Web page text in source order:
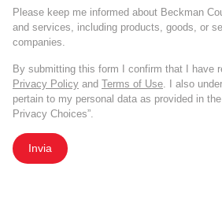
Please keep me informed about Beckman
and services, including products, goods, or
companies.
By submitting this form I confirm that I have
Privacy Policy and Terms of Use . I also
pertain to my personal data as provided in
Privacy Choices”.
Invia